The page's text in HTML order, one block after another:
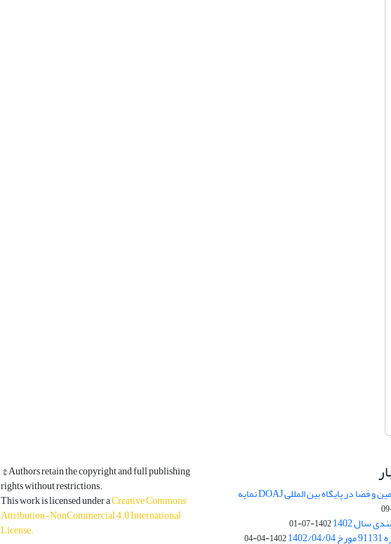
مجله فیزیک زمین و فضا در پایگاه بین المللی DOAJ نمایه
سال 1402 1402-07-01
04
1402-04-04
© Authors retain the copyright and full publishing
rights without restrictions.
This work is licensed under aCreative Commons
Attribution-NonCommercial 4.0 International
License.